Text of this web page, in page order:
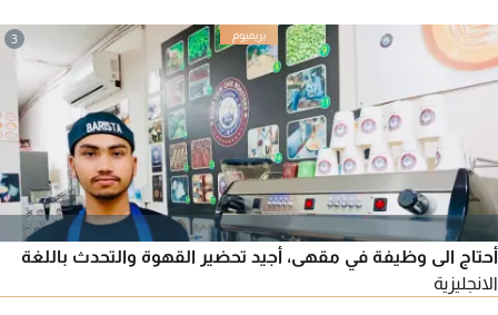
3
أحتاج الى وظيفة في مقهى، أجيد تحضير القهوة والتحدث باللغة
الانجليزية